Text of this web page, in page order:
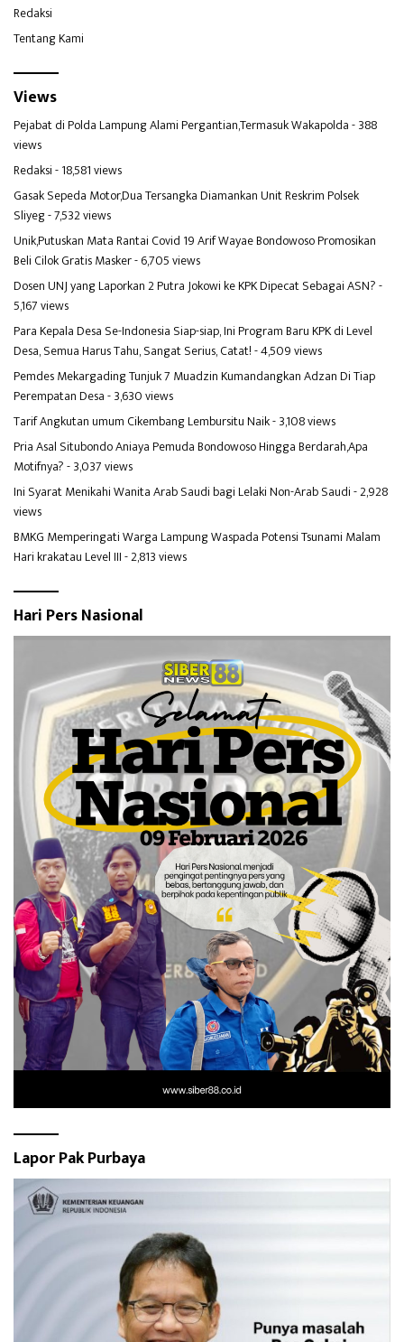
Redaksi
Tentang Kami
Views
Pejabat di Polda Lampung Alami Pergantian,Termasuk Wakapolda- 388
views
Redaksi- 18,581 views
Gasak Sepeda Motor,Dua Tersangka Diamankan Unit Reskrim Polsek
Sliyeg- 7,532 views
Unik,Putuskan Mata Rantai Covid 19 Arif Wayae Bondowoso Promosikan
Beli Cilok Gratis Masker- 6,705 views
Dosen UNJ yang Laporkan 2 Putra Jokowi ke KPK Dipecat Sebagai ASN?-
5,167 views
Para Kepala Desa Se-Indonesia Siap-siap, Ini Program Baru KPK di Level
Desa, Semua Harus Tahu, Sangat Serius, Catat!- 4,509 views
Pemdes Mekargading Tunjuk 7 Muadzin Kumandangkan Adzan Di Tiap
Perempatan Desa- 3,630 views
Tarif Angkutan umum Cikembang Lembursitu Naik- 3,108 views
Pria Asal Situbondo Aniaya Pemuda Bondowoso Hingga Berdarah,Apa
Motifnya?- 3,037 views
Ini Syarat Menikahi Wanita Arab Saudi bagi Lelaki Non-Arab Saudi- 2,928
views
BMKG Memperingati Warga Lampung Waspada Potensi Tsunami Malam
Hari krakatau Level III- 2,813 views
Hari Pers Nasional
Lapor Pak Purbaya